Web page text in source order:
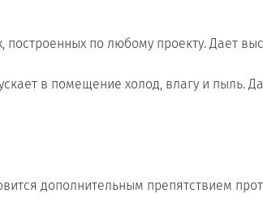
по любому проекту. Дает
в помещение холод, влагу и пыль.
дополнительным препятствием